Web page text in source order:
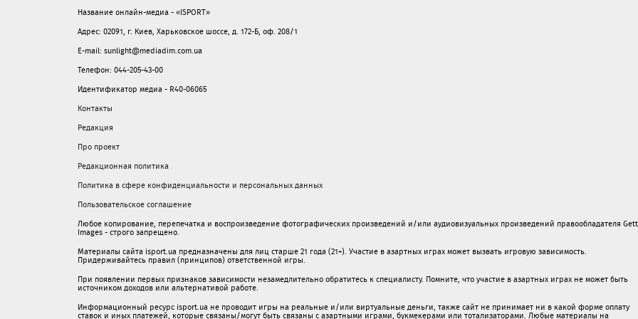
Название онлайн-медиа - «ISPORT»
Адрес: 02091, г. Киев, Харьковское шоссе, д. 172-Б, оф. 208/1
E-mail: sunlight@mediadim.com.ua
Телефон: 044-205-43-00
Идентификатор медиа - R40-06065
Контакты
Редакция
Про проект
Редакционная политика
Политика в сфере конфиденциальности и персональных данных
Пользовательское соглашение
Любое копирование, перепечатка и воспроизведение фотографических произведений и/или аудиовизуальных произведений правообладателя
Images - строго запрещено.
Материалы сайта isport.ua предназначены для лиц старше 21 года (21+). Участие в азартных играх может вызвать игровую зависимость.
Придерживайтесь правил (принципов) ответственной игры.
При появлении первых признаков зависимости незамедлительно обратитесь к специалисту. Помните, что участие в азартных играх не может быть
источником доходов или альтернативой работе.
Информационный ресурс isport.ua не проводит игры на реальные и/или виртуальные деньги, также сайт не принимает ни в какой форме oплaту
ставок и иных платежей, которые связаны/могут быть связаны c азартными игрaми, букмекерами или тотализаторами. Любые материалы на